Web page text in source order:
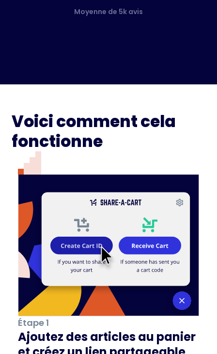
Moyenne de 5k avis
Voici comment cela
fonctionne
Étape 1
Ajoutez des articles au panier